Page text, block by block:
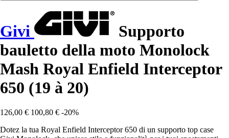
Givi
Supporto
bauletto della moto Monolock
Mash Royal Enfield Interceptor
650 (19 à 20)
126,00 € 100,80 € -20%
Dotez la tua Royal Enfield Interceptor 650 di un supporto top case